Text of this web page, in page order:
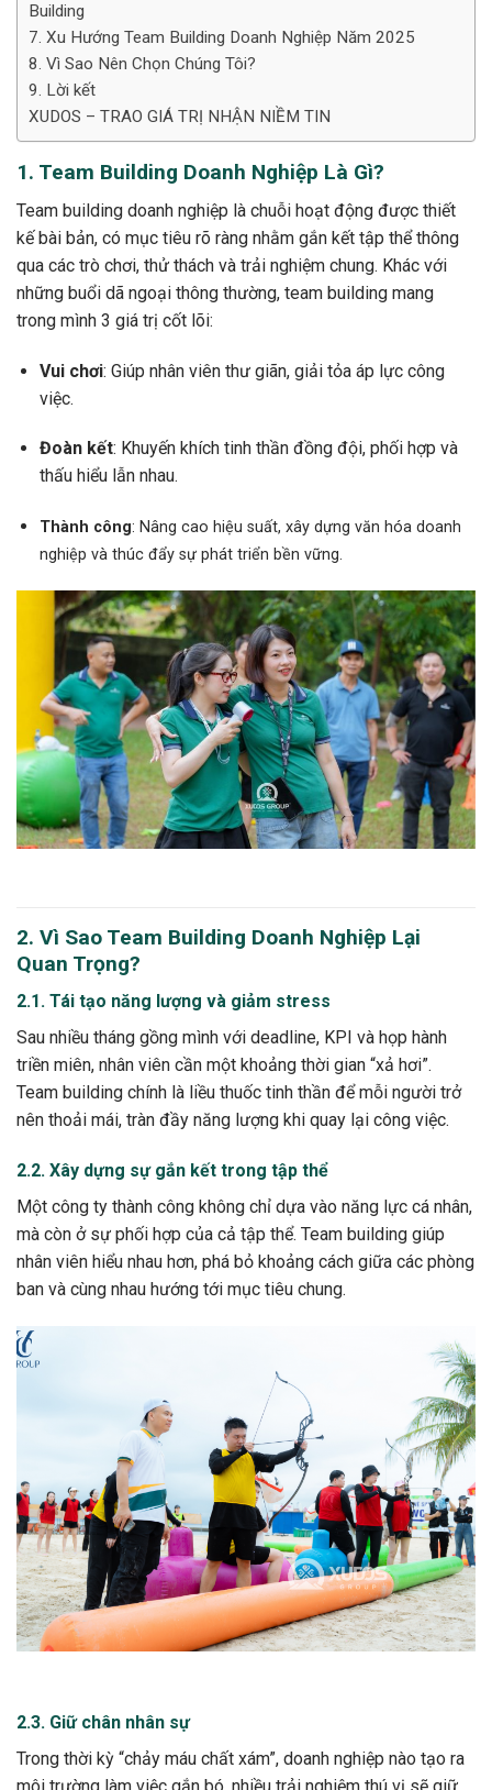
Building
7. Xu Hướng Team Building Doanh Nghiệp Năm 2025
8. Vì Sao Nên Chọn Chúng Tôi?
9. Lời kết
XUDOS – TRAO GIÁ TRỊ NHẬN NIỀM TIN
1. Team Building Doanh Nghiệp Là Gì?
Team building doanh nghiệp là chuỗi hoạt động được thiết
kế bài bản, có mục tiêu rõ ràng nhằm gắn kết tập thể thông
qua các trò chơi, thử thách và trải nghiệm chung. Khác với
những buổi dã ngoại thông thường, team building mang
trong mình 3 giá trị cốt lõi:
Vui chơi: Giúp nhân viên thư giãn, giải tỏa áp lực công
việc.
Đoàn kết: Khuyến khích tinh thần đồng đội, phối hợp và
thấu hiểu lẫn nhau.
Thành công: Nâng cao hiệu suất, xây dựng văn hóa doanh
nghiệp và thúc đẩy sự phát triển bền vững.
2. Vì Sao Team Building Doanh Nghiệp Lại
Quan Trọng?
2.1. Tái tạo năng lượng và giảm stress
Sau nhiều tháng gồng mình với deadline, KPI và họp hành
triền miên, nhân viên cần một khoảng thời gian “xả hơi”.
Team building chính là liều thuốc tinh thần để mỗi người trở
nên thoải mái, tràn đầy năng lượng khi quay lại công việc.
2.2. Xây dựng sự gắn kết trong tập thể
Một công ty thành công không chỉ dựa vào năng lực cá nhân,
mà còn ở sự phối hợp của cả tập thể. Team building giúp
nhân viên hiểu nhau hơn, phá bỏ khoảng cách giữa các phòng
ban và cùng nhau hướng tới mục tiêu chung.
2.3. Giữ chân nhân sự
Trong thời kỳ “chảy máu chất xám”, doanh nghiệp nào tạo ra